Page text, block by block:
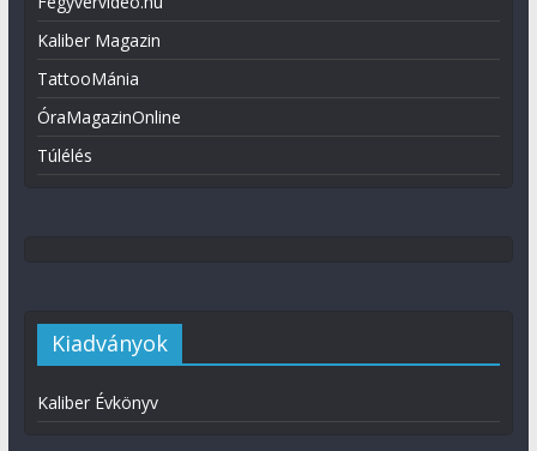
Kaliber Magazin
TattooMánia
ÓraMagazinOnline
Túlélés
Kiadványok
Kaliber Évkönyv